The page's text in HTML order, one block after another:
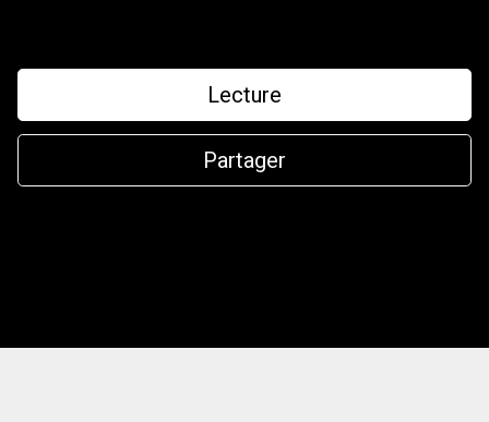
Lecture
Partager